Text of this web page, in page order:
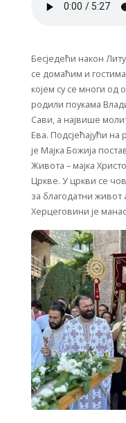
Бесједећи након
се домаћим и
којем су се многи од
родили поукама
Сави, а највише
Ева. Подсјећајући на
је Мајка Божија
Живота – мајка
Цркве. У цркви се
за благодатни живот
Херцеговини је